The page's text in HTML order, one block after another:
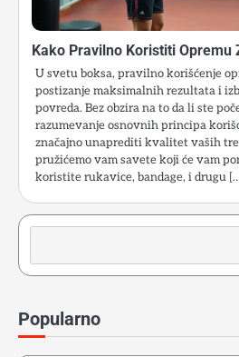
Kako Pravilno Koristiti Opremu
U svetu boksa, pravilno korišćenje
postizanje maksimalnih rezultata i
povreda. Bez obzira na to da li ste
razumevanje osnovnih principa
značajno unaprediti kvalitet vaših
pružićemo vam savete koji će vam
koristite rukavice, bandage, i drugu
Search
Popularno